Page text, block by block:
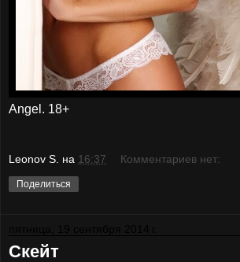
Angel. 18+
Leonov S. на 16:37 Комментариев нет:
Поделиться
Скейт